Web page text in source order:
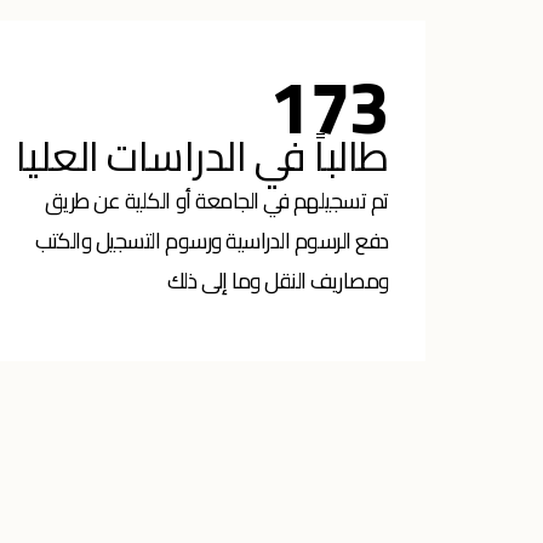
173
طالباً في الدراسات العليا
تم تسجيلهم في الجامعة أو الكلية عن طريق
دفع الرسوم الدراسية ورسوم التسجيل والكتب
ومصاريف النقل وما إلى ذلك